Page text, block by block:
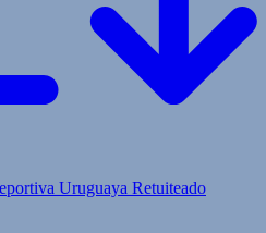
Uruguaya Retuiteado